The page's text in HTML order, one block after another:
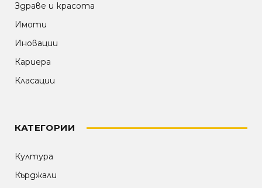
Здраве и красота
Имоти
Иновации
Кариера
Класации
КАТЕГОРИИ
Култура
Кърджали